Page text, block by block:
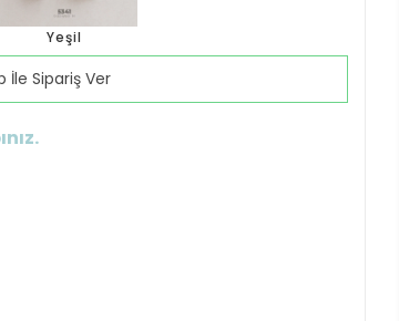
Yeşil
İle Sipariş Ver